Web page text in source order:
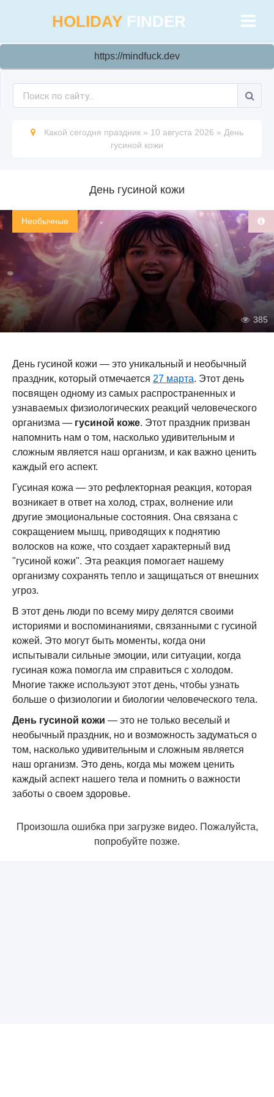
HOLIDAY FINDER
https://mindfuck.dev
Какой сегодня праздник » 10 августа 2026 » День
гусиной кожи
День гусиной кожи
Необычные
385
День гусиной кожи — это уникальный и необычный
праздник, который отмечается 27 марта. Этот день
посвящен одному из самых распространенных и
узнаваемых физиологических реакций человеческого
организма — гусиной коже. Этот праздник призван
напомнить нам о том, насколько удивительным и
сложным является наш организм, и как важно ценить
каждый его аспект.
Гусиная кожа — это рефлекторная реакция, которая
возникает в ответ на холод, страх, волнение или
другие эмоциональные состояния. Она связана с
сокращением мышц, приводящих к поднятию
волосков на коже, что создает характерный вид
"гусиной кожи". Эта реакция помогает нашему
организму сохранять тепло и защищаться от внешних
угроз.
В этот день люди по всему миру делятся своими
историями и воспоминаниями, связанными с гусиной
кожей. Это могут быть моменты, когда они
испытывали сильные эмоции, или ситуации, когда
гусиная кожа помогла им справиться с холодом.
Многие также используют этот день, чтобы узнать
больше о физиологии и биологии человеческого тела.
День гусиной кожи — это не только веселый и
необычный праздник, но и возможность задуматься о
том, насколько удивительным и сложным является
наш организм. Это день, когда мы можем ценить
каждый аспект нашего тела и помнить о важности
заботы о своем здоровье.
Произошла ошибка при загрузке видео. Пожалуйста,
попробуйте позже.